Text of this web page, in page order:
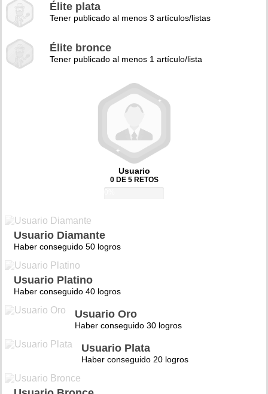
Élite plata
Tener publicado al menos 3 artículos/listas
Élite bronce
Tener publicado al menos 1 artículo/lista
Usuario
0 DE 5 RETOS
Usuario Diamante
Haber conseguido 50 logros
Usuario Platino
Haber conseguido 40 logros
Usuario Oro
Haber conseguido 30 logros
Usuario Plata
Haber conseguido 20 logros